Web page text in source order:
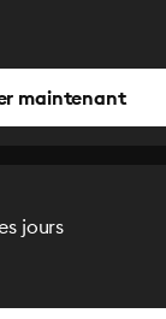
maintenant
jours